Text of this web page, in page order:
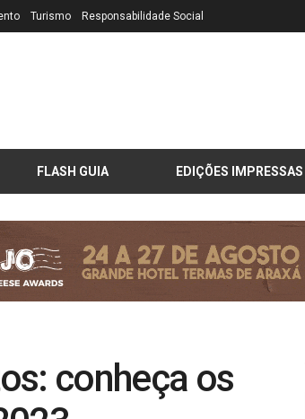
Turismo Responsabilidade Social
FLASH GUIA EDIÇÕES IMPRESSAS
conheça os